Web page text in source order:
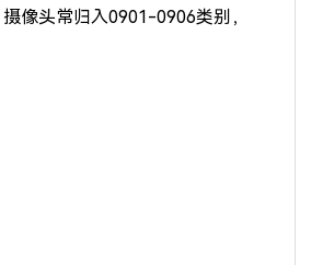
像头常归入0901-0906类别，